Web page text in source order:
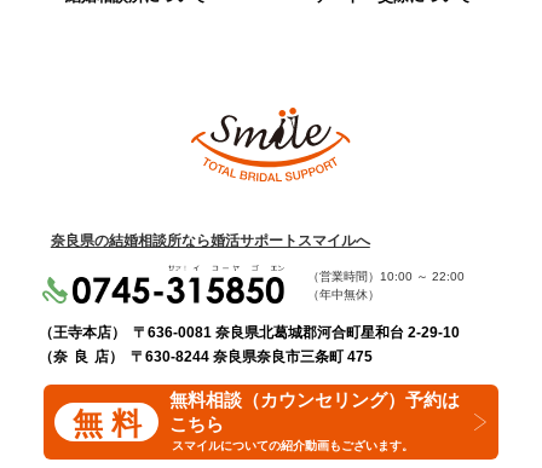
奈良県の結婚相談所なら婚活サポートスマイルへ
（営業時間） 10:00 ～22:00
（年中無休）
（王寺本店）
〒636-0081 奈良県北葛城郡河合町星和台 2-29-10
（奈 良 店）
〒630-8244 奈良県奈良市三条町 475
無 料
無料相談（カウンセリング）予約は
こちら
スマイルについての紹介動画もございます。